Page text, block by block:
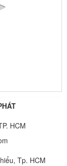
HCM
Tp. HCM